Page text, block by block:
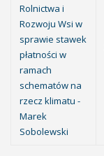
Rolnictwa i
Rozwoju Wsi w
sprawie stawek
płatności w
ramach
schematów na
rzecz klimatu -
Marek
Sobolewski